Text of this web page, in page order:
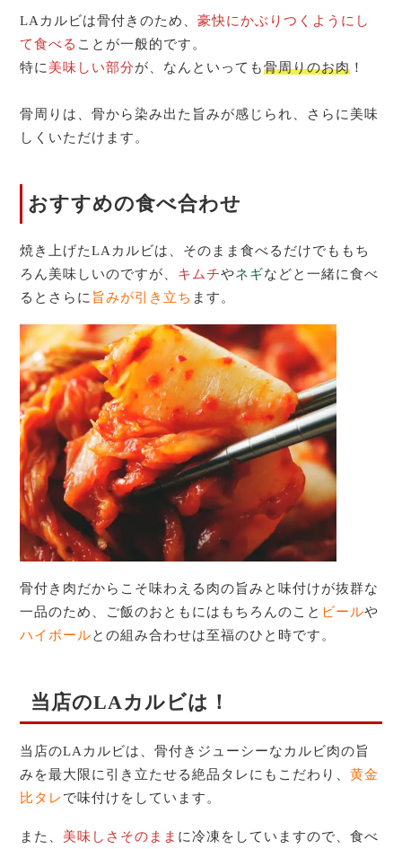
LAカルビは骨付きのため、豪快にかぶりつくようにし
て食べる ことが一般的です。
特に 美味しい部分が、なんといっても骨周りのお肉 ！
骨周りは、骨から染み出た旨みが感じられ、さらに美味
しくいただけます。
おすすめの食べ合わせ
焼き上げたLAカルビは、そのまま食べるだけでももち
ろん美味しいのですが、 キムチやネギなどと一緒に食べ
るとさらに 旨みが引き立ち ます。
骨付き肉だからこそ味わえる肉の旨みと味付けが抜群な
一品のため、ご飯のおともにはもちろんのこと ビールや
ハイボールとの組み合わせは至福のひと時です。
当店のLAカルビは！
当店のLAカルビは、骨付きジューシーなカルビ肉の旨
みを最大限に引き立たせる絶品タレにもこだわり、黄金
比タレで味付けをしています。
また、 美味しさそのまま に冷凍をしていますので、食べ